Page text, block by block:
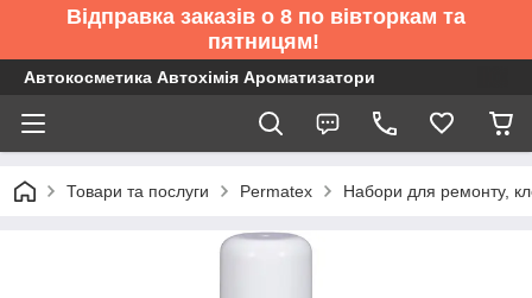
Відправка заказів о 8 по вівторкам та
пятницям!
Автокосметика Автохімія Ароматизатори
Товари та послуги Permatex Набори для ремонту,